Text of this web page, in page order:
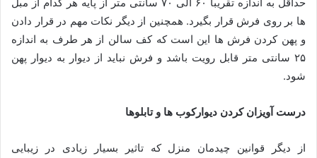
ها بر روی فرش قرار بگیرد. همچنین از دیگر نکات مهم در قرار دادن
و پهن کردن فرش ها این است که کف سالن از هر طرف به اندازه
۲۵ سانتی متر قابل رویت باشد و فرش نباید از دیوار به دیوار پهن
شود.
درست آویزان کردن دیوارکوب ها و تابلوها
از دیگر قوانین چیدمان منزل که تاثیر بسیار زیادی در زیبایی